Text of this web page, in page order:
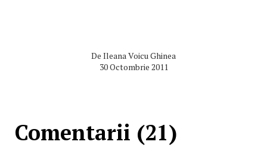
De Ileana Voicu Ghinea
30 Octombrie 2011
Comentarii (21)